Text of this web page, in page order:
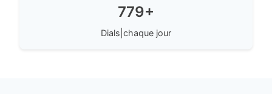
779+
Dials|chaque jour